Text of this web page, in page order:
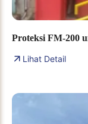
Proteksi FM-200
Lihat Detail